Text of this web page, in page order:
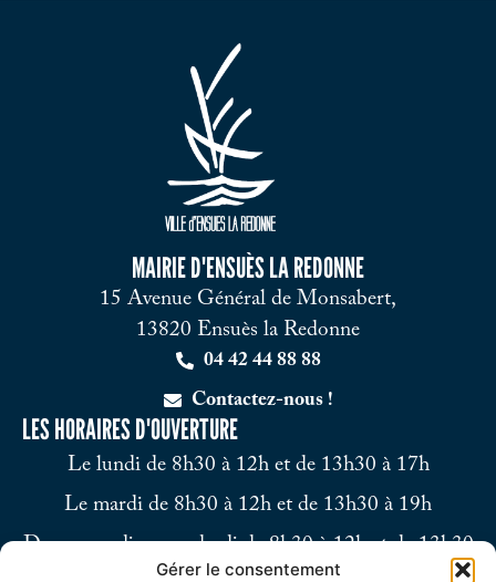
Gérer le consentement
MAIRIE D'ENSUÈS LA REDONNE
15 Avenue Général de Monsabert,
13820 Ensuès la Redonne
04 42 44 88 88
Contactez-nous !
LES HORAIRES D'OUVERTURE
Le lundi de 8h30 à 12h et de 13h30 à 17h
Le mardi de 8h30 à 12h et de 13h30 à 19h
Du mercredi au vendredi de 8h30 à 12h et de 13h30